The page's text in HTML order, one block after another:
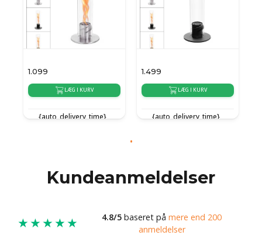
1.099
LÆG I KURV
{auto_delivery_time}
1.499
LÆG I KURV
{auto_delivery_time}
Kundeanmeldelser
★★★★★ 4.8/5 baseret på mere end 200
anmeldelser